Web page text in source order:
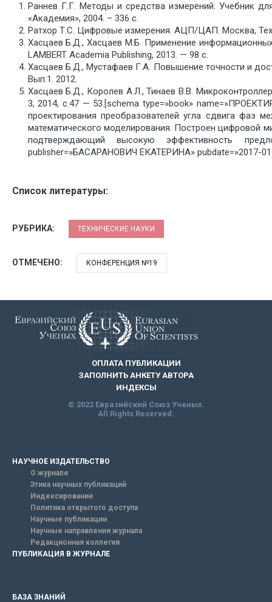
Раннев Г.Г. Методы и средства измерений: Учебник
«Академия», 2004. – 336 с.
Ратхор Т.С. Цифровые измерения. АЦП/ЦАП. Москва,
Хасцаев Б.Д., Хасцаев М.Б. Применение
LAMBERT Academia Publishing, 2013. — 98 с.
Хасцаев Б.Д., Мустафаев Г.А. Повышение точности и
Вып.1. 2012.
Хасцаев Б.Д., Королев А.Л., Тинаев В.В.
3, 2014, с.47 — 53.[schema type=»book»
проектирования преобразователей угла сдвига фаз
математического моделирования. Построен цифровой
подтверждающий высокую эффективность
publisher=»БАСАРАНОВИЧ ЕКАТЕРИНА» pubdate=»2017-
Список литературы:
РУБРИКА: ТЕХНИЧЕСКИЕ НАУКИ
ОТМЕЧЕНО: КОНФЕРЕНЦИЯ №19
ОПЛАТА ПУБЛИКАЦИИ
ЗАПОЛНИТЬ АНКЕТУ АВТОРА
ИНДЕКСЫ
© 2022 Евразийский Союз Ученых.
All Rights Reserved.
НАУЧНОЕ ИЗДАТЕЛЬСТВО
О журнале
Этика научных публикаций
Индексирование
Политика открытого доступа
Научные публикации
Научные направления журнала
Редакционная коллегия
ПУБЛИКАЦИЯ В ЖУРНАЛЕ
БАЗА ЗНАНИЙ